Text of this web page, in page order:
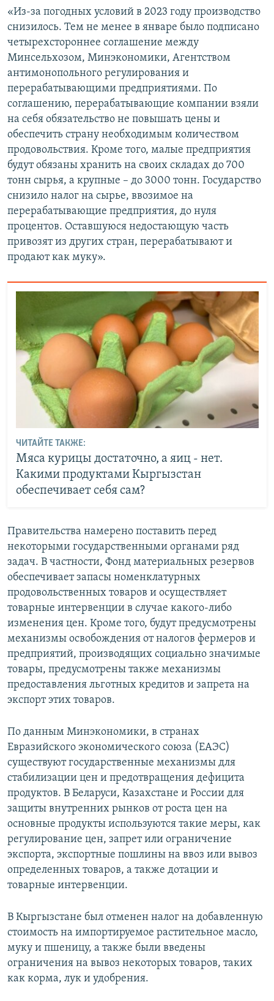
«Из-за погодных условий в 2023 году производство
снизилось. Тем не менее в январе было подписано
четырехстороннее соглашение между
Минсельхозом, Минэкономики, Агентством
антимонопольного регулирования и
перерабатывающими предприятиями. По
соглашению, перерабатывающие компании взяли
на себя обязательство не повышать цены и
обеспечить страну необходимым количеством
продовольствия. Кроме того, малые предприятия
будут обязаны хранить на своих складах до 700
тонн сырья, а крупные – до 3000 тонн. Государство
снизило налог на сырье, ввозимое на
перерабатывающие предприятия, до нуля
процентов. Оставшуюся недостающую часть
привозят из других стран, перерабатывают и
продают как муку».
ЧИТАЙТЕ ТАКЖЕ:
Мяса курицы достаточно, а яиц - нет.
Какими продуктами Кыргызстан
обеспечивает себя сам?
Правительства намерено поставить перед
некоторыми государственными органами ряд
задач. В частности, Фонд материальных резервов
обеспечивает запасы номенклатурных
продовольственных товаров и осуществляет
товарные интервенции в случае какого-либо
изменения цен. Кроме того, будут предусмотрены
механизмы освобождения от налогов фермеров и
предприятий, производящих социально значимые
товары, предусмотрены также механизмы
предоставления льготных кредитов и запрета на
экспорт этих товаров.
По данным Минэкономики, в странах
Евразийского экономического союза (ЕАЭС)
существуют государственные механизмы для
стабилизации цен и предотвращения дефицита
продуктов. В Беларуси, Казахстане и России для
защиты внутренних рынков от роста цен на
основные продукты используются такие меры, как
регулирование цен, запрет или ограничение
экспорта, экспортные пошлины на ввоз или вывоз
определенных товаров, а также дотации и
товарные интервенции.
В Кыргызстане был отменен налог на добавленную
стоимость на импортируемое растительное масло,
муку и пшеницу, а также были введены
ограничения на вывоз некоторых товаров, таких
как корма, лук и удобрения.